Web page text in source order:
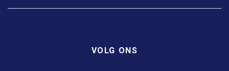
VOLG ONS